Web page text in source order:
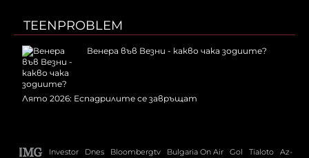
TEENPROBLEM
Венера във Везни - какво чака зодиите?
Лято 2026: Еспадрилите се завръщат
Investor Dnes Bloombergtv Bulgaria On Air Gol Tialoto
Az-